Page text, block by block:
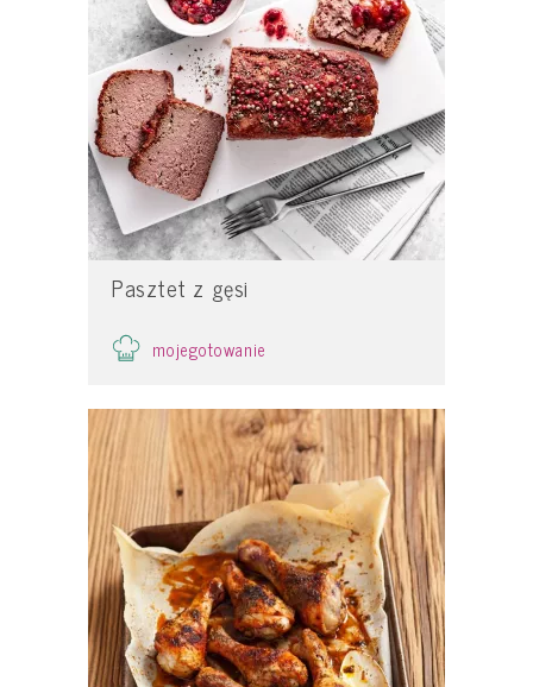
Pasztet z gęsi
mojegotowanie